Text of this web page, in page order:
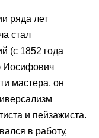
ряда лет
стал
(с 1852 года
Иосифович
мастера, он
и пейзажиста.
в работу,